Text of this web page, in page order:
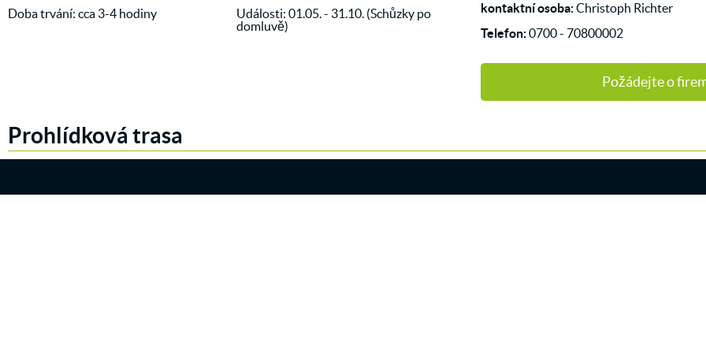
Doba trvání: cca 3-4 hodiny
Události: 01.05. - 31.10. (Schůzky po
domluvě)
kontaktní osoba:Christoph Richter
Telefon:0700 - 70800002
Požádejte o
Prohlídková trasa